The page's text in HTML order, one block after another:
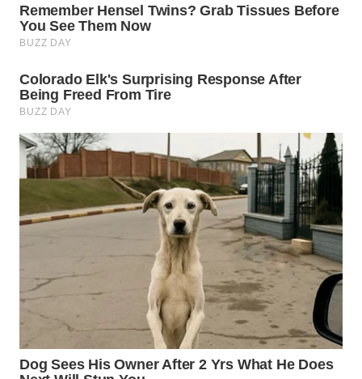
SUMEDANG
CIANJUR
WN
KEPULAUAN
SERIBU
WN
TANGERANG
BINJAI
WN
CIREBON